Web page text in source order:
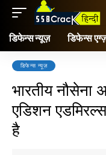
डिफेन्स न्यूज़ डिफेन्स
डिफेन्स न्यूज़
भारतीय नौसेना
एडिशन
है